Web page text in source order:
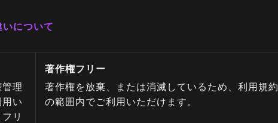
について
理
い
リ
著作権フリー
著作権を放棄、または消滅しているため、利用規約
の範囲内でご利用いただけます。